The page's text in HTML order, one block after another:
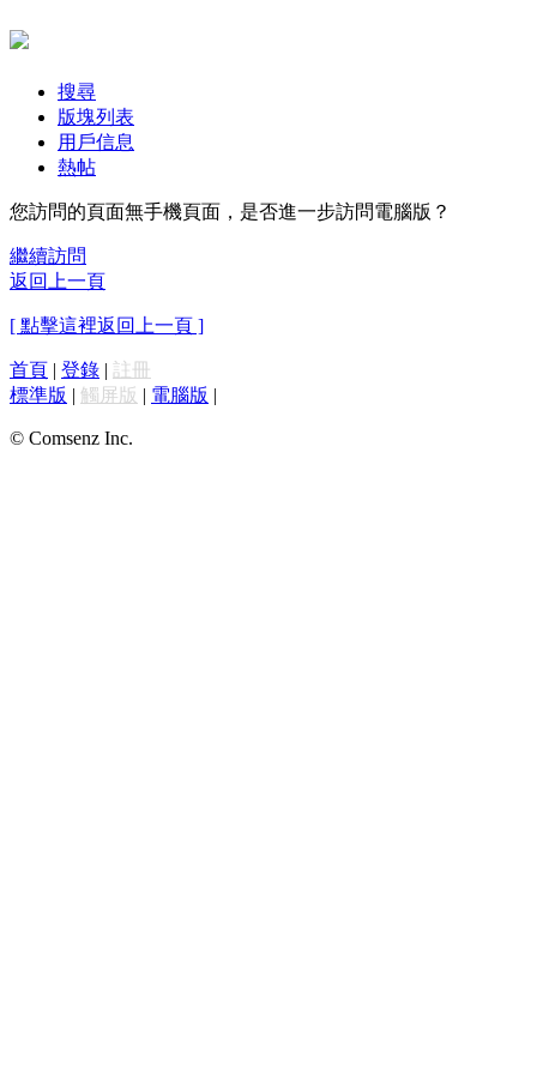
搜尋
版塊列表
用戶信息
熱帖
您訪問的頁面無手機頁面，是否進一步訪問電腦版？
繼續訪問
返回上一頁
[ 點擊這裡返回上一頁 ]
首頁 | 登錄 | 註冊
標準版 | 觸屏版 | 電腦版 |
© Comsenz Inc.